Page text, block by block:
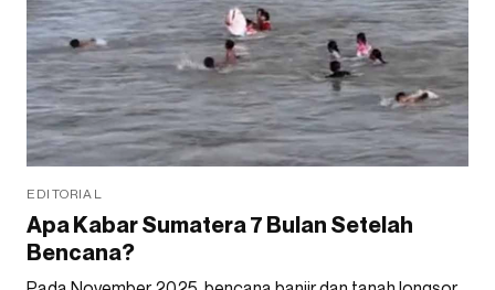
EDITORIAL
Apa Kabar Sumatera 7 Bulan Setelah
Bencana?